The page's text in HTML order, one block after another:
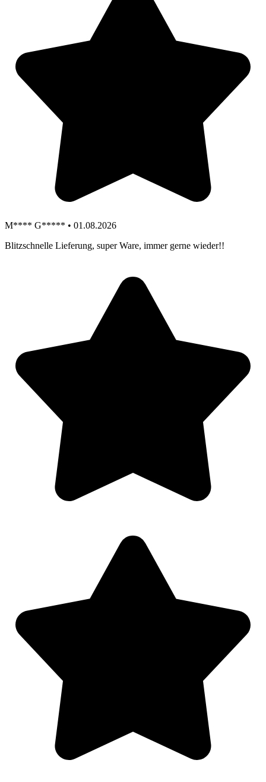
M**** G***** • 01.08.2026
Blitzschnelle Lieferung, super Ware, immer gerne wieder!!